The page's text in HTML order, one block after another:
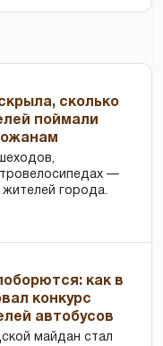
сколько
поймали
—
города.
как в
конкурс
автобусов
майдан стал